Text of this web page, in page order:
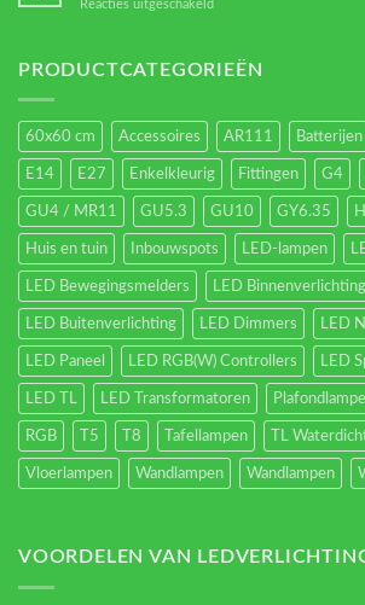
Reacties uitgeschakeld
energieverbruik.
PRODUCTCATEGORIEËN
60x60 cm Accessoires AR111 Batterijen
E14 E27 Enkelkleurig Fittingen G4
GU4 / MR11 GU5.3 GU10 GY6.35
Huis en tuin Inbouwspots LED-lampen
LED Bewegingsmelders LED Binnenverlichting
LED Buitenverlichting LED Dimmers LED
LED Paneel LED RGB(W) Controllers LED
LED TL LED Transformatoren
RGB T5 T8 Tafellampen TL
Vloerlampen Wandlampen Wandlampen
VOORDELEN VAN